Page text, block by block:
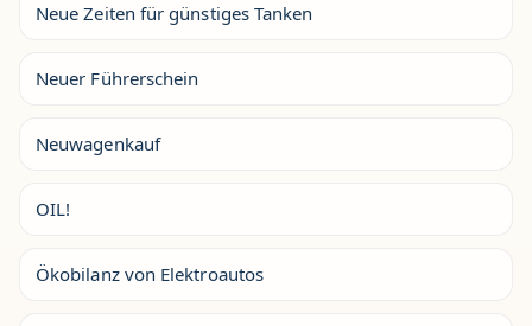
Neue Zeiten für günstiges Tanken
Neuer Führerschein
Neuwagenkauf
OIL!
Ökobilanz von Elektroautos